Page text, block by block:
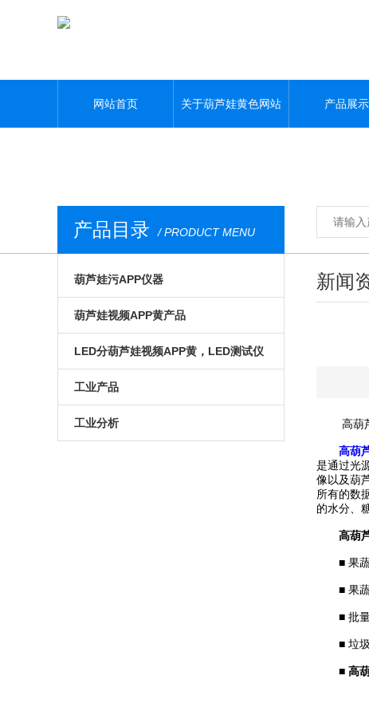
网站首页 关于葫芦娃黄色网站 产品展示
产品目录 / PRODUCT MENU
葫芦娃污APP仪器
光电模组与系统
微区磁光及角分辨
原子葫芦娃污APP
门控相机/分幅相机
葫芦娃视频APP黄产品
手动位移台
电动升降台
相机
LED分葫芦娃视频APP黄，LED测试仪
LED测试仪
工业产品
旋转滑台
工业分析
新闻
高葫芦
高葫
是通过光
像以及葫
所有的数
的水分
高葫
■ 果蔬的
■ 果蔬的
■ 批量
■ 垃圾
■ 高